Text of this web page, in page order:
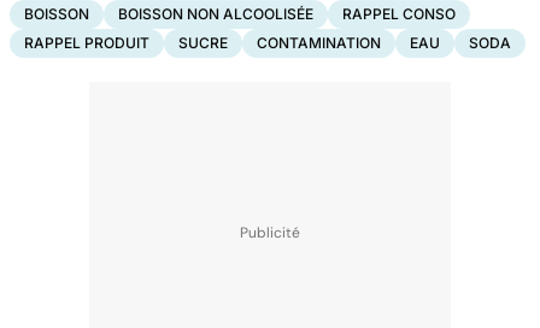
BOISSON BOISSON NON ALCOOLISÉE
RAPPEL CONSO
RAPPEL PRODUIT
SUCRE CONTAMINATION EAU SODA